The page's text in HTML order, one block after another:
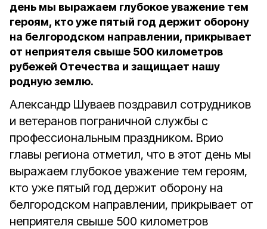
день мы выражаем глубокое уважение тем
героям, кто уже пятый год держит оборону
на белгородском направлении, прикрывает
от неприятеля свыше 500 километров
рубежей Отечества и защищает нашу
родную землю.
Александр Шуваев поздравил сотрудников
и ветеранов пограничной службы с
профессиональным праздником. Врио
главы региона отметил, что в этот день мы
выражаем глубокое уважение тем героям,
кто уже пятый год держит оборону на
белгородском направлении, прикрывает от
неприятеля свыше 500 километров